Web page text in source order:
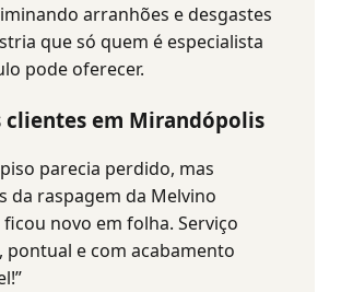
arranhões e desgastes
que só quem é especialista
pode oferecer.
clientes em Mirandópolis
parecia perdido, mas
da raspagem da Melvino
ficou novo em folha. Serviço
pontual e com acabamento